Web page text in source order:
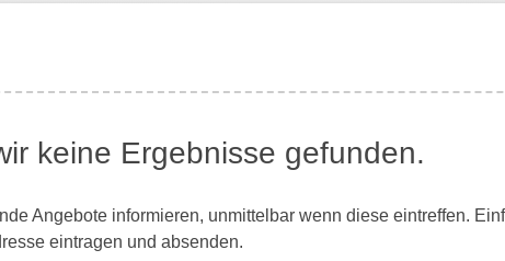
keine Ergebnisse gefunden.
Angebote informieren, unmittelbar wenn diese eintreffen.
eintragen und absenden.